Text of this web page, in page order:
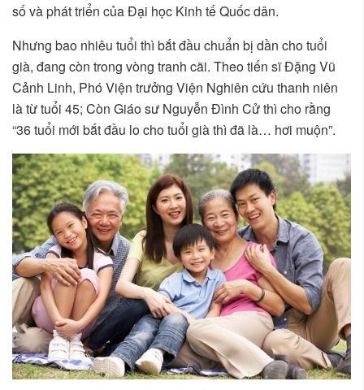
số và phát triển của Đại học Kinh tế Quốc dân.
Nhưng bao nhiêu tuổi thì bắt đầu chuẩn bị dần cho tuổi
già, đang còn trong vòng tranh cãi. Theo tiến sĩ Đặng Vũ
Cảnh Linh, Phó Viện trưởng Viện Nghiên cứu thanh niên
là từ tuổi 45; Còn Giáo sư Nguyễn Đình Cử thì cho rằng
“36 tuổi mới bắt đầu lo cho tuổi già thì đã là… hơi muộn”.